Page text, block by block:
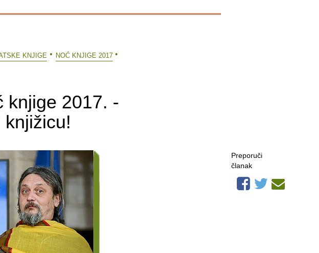
KNJIGE
NOĆ KNJIGE 2017
knjige 2017. -
Preporuči
članak